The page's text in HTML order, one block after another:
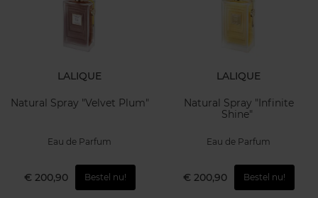
LALIQUE
Natural Spray "Velvet Plum"
Eau de Parfum
€ 200,90 Bestel nu!
LALIQUE
Natural Spray "Infinite
Shine"
Eau de Parfum
€ 200,90 Bestel nu!